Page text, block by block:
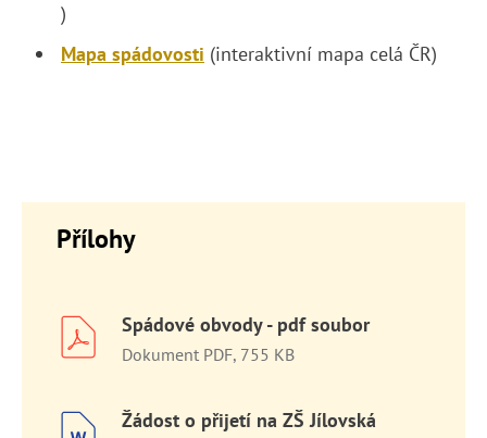
)
Mapa spádovosti (interaktivní mapa celá ČR)
Přílohy
Spádové obvody - pdf soubor
Dokument PDF, 755 KB
Žádost o přijetí na ZŠ Jílovská